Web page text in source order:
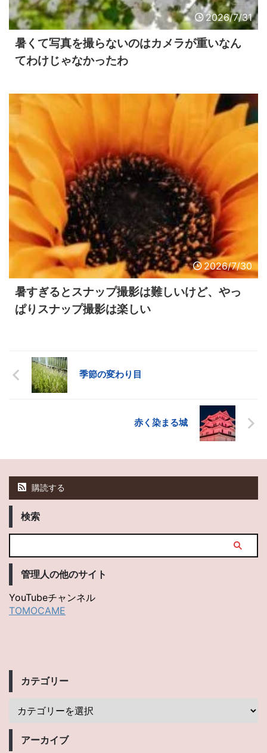
2026/7/31
暑くて写真を撮らないのはカメラが重いなん
てわけじゃなかったわ
2026/7/30
暑すぎるとスナップ撮影は難しいけど、やっ
ぱりスナップ撮影は楽しい
季節の変わり目
赤く染まる城
購読する
検索
管理人の他のサイト
YouTubeチャンネル
TOMOCAME
カテゴリー
アーカイブ